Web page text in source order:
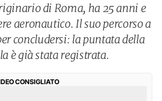
di Roma, ha 25 anni e
aeronautico. Il suo percorso a
concludersi: la puntata della
è già stata registrata.
CONSIGLIATO